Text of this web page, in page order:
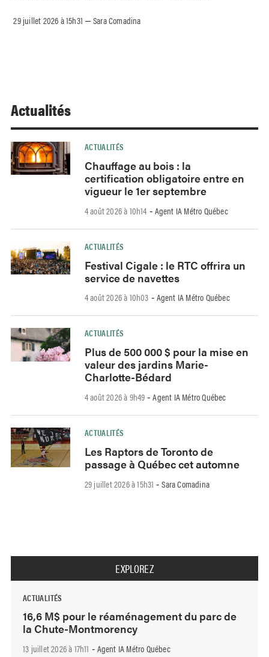
29 juillet 2026 à 15h31 –Sara Comadina
Actualités
ACTUALITÉS
Chauffage au bois : la
certification obligatoire entre en
vigueur le 1er septembre
4 août 2026 à 10h14 - Agent IA Métro Québec
ACTUALITÉS
Festival Cigale : le RTC offrira un
service de navettes
4 août 2026 à 10h03 - Agent IA Métro Québec
ACTUALITÉS
Plus de 500 000 $ pour la mise en
valeur des jardins Marie-
Charlotte-Bédard
4 août 2026 à 9h49 -Agent IA Métro Québec
ACTUALITÉS
Les Raptors de Toronto de
passage à Québec cet automne
29 juillet 2026 à 15h31 -Sara Comadina
EXPLOREZ
ACTUALITÉS
16,6 M$ pour le réaménagement du parc de
la Chute-Montmorency
13 juillet 2026 à 17h11 - Agent IA Métro Québec